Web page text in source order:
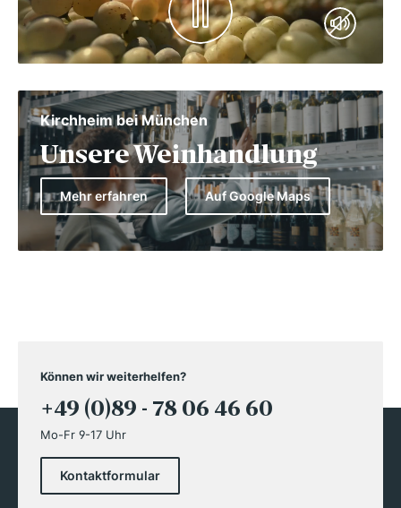
Kirchheim bei München
Unsere Weinhandlung
Mehr erfahren Auf Google Maps
Können wir weiterhelfen?
+49 (0)89 - 78 06 46 60
Mo-Fr 9-17 Uhr
Kontaktformular